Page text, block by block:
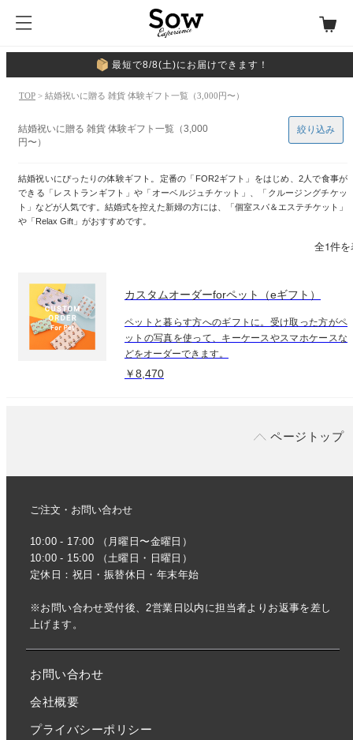
最短で8/8(土)にお届けできます！
TOP > 結婚祝いに贈る 雑貨 体験ギフト一覧（3,000円〜）
結婚祝いに贈る 雑貨 体験ギフト一覧（3,000
円〜）
結婚祝いにぴったりの体験ギフト。定番の「FOR2ギフト」をはじめ、2人で食事が
できる「レストランギフト」や「オーベルジュチケット」、「クルージングチケッ
ト」などが人気です。結婚式を控えた新婦の方には、「個室スパ＆エステチケット」
や「Relax Gift」がおすすめです。
絞り込み
全1件
カスタムオーダーforペット（eギフト）
ペットと暮らす方へのギフトに。受け取った方がペ
ットの写真を使って、キーケースやスマホケースな
どをオーダーできます。
￥8,470
ページトップ
ご注文・お問い合わせ
10:00 - 17:00 （月曜日〜金曜日）
10:00 - 15:00 （土曜日・日曜日）
定休日：祝日・振替休日・年末年始
※お問い合わせ受付後、2営業日以内に担当者よりお返事を差し
上げます。
お問い合わせ
会社概要
プライバシーポリシー